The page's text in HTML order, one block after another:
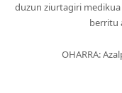
duzun ziurtagiri
berritu
OHARRA: